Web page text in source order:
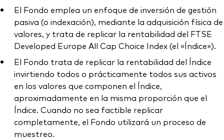
El Fondo emplea un enfoque de inversión de gestión
pasiva (o indexación), mediante la adquisición física de
valores, y trata de replicar la rentabilidad del FTSE
Developed Europe All Cap Choice Index (el «Índice»).
El Fondo trata de replicar la rentabilidad del Índice
invirtiendo todos o prácticamente todos sus activos
en los valores que componen el Índice,
aproximadamente en la misma proporción que el
Índice. Cuando no sea factible replicar
completamente, el Fondo utilizará un proceso de
muestreo.